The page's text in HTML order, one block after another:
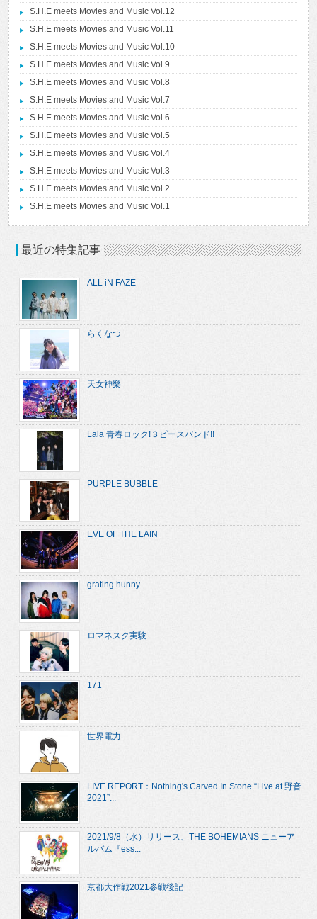
S.H.E meets Movies and Music Vol.12
S.H.E meets Movies and Music Vol.11
S.H.E meets Movies and Music Vol.10
S.H.E meets Movies and Music Vol.9
S.H.E meets Movies and Music Vol.8
S.H.E meets Movies and Music Vol.7
S.H.E meets Movies and Music Vol.6
S.H.E meets Movies and Music Vol.5
S.H.E meets Movies and Music Vol.4
S.H.E meets Movies and Music Vol.3
S.H.E meets Movies and Music Vol.2
S.H.E meets Movies and Music Vol.1
最近の特集記事
ALL iN FAZE
らくなつ
天女神樂
Lala 青春ロック!３ピースバンド!!
PURPLE BUBBLE
EVE OF THE LAIN
grating hunny
ロマネスク実験
171
世界電力
LIVE REPORT：Nothing's Carved In Stone “Live at 野音
2021”...
2021/9/8（水）リリース、THE BOHEMIANS ニューア
ルバム『ess...
京都大作戦2021参戦後記